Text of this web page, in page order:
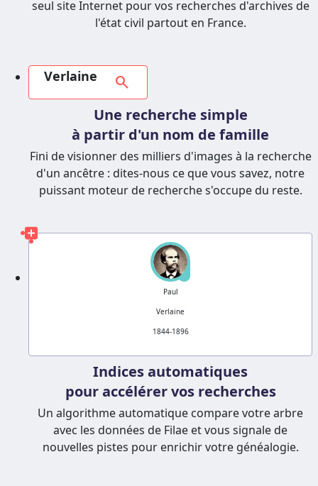
seul site Internet pour vos recherches d'archives de
l'état civil partout en France.
Verlaine search
Une recherche simple
à partir d'un nom de famille
Fini de visionner des milliers d'images à la recherche
d'un ancêtre : dites-nous ce que vous savez, notre
puissant moteur de recherche s'occupe du reste.
?
Paul
Verlaine
1844-1896
Indices automatiques
pour accélérer vos recherches
Un algorithme automatique compare votre arbre
avec les données de Filae et vous signale de
nouvelles pistes pour enrichir votre généalogie.